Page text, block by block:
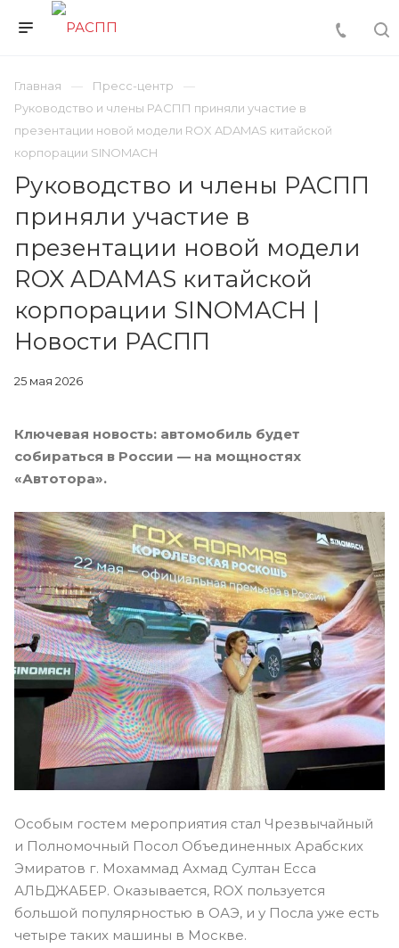
Главная
Пресс-центр
Руководство и члены РАСПП приняли участие в
презентации новой модели ROX ADAMAS китайской
корпорации SINOMACH
Руководство и члены РАСПП
приняли участие в
презентации новой модели
ROX ADAMAS китайской
корпорации SINOMACH |
Новости РАСПП
25 мая 2026
Ключевая новость: автомобиль будет
собираться в России — на мощностях
«Автотора».
Особым гостем мероприятия стал Чрезвычайный
и Полномочный Посол Объединенных Арабских
Эмиратов г. Мохаммад Ахмад Султан Есса
АЛЬДЖАБЕР. Оказывается, ROX пользуется
большой популярностью в ОАЭ, и у Посла уже есть
четыре таких машины в Москве.